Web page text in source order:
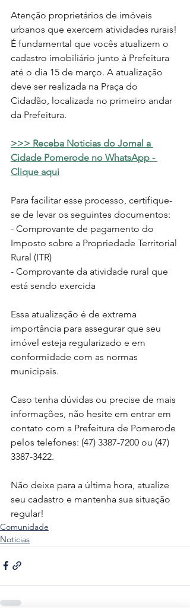
Atenção proprietários de imóveis
urbanos que exercem atividades rurais!
É fundamental que vocês atualizem o
cadastro imobiliário junto à Prefeitura
até o dia 15 de março. A atualização
deve ser realizada na Praça do
Cidadão, localizada no primeiro andar
da Prefeitura.
>>> Receba Noticias do Jornal a
Cidade Pomerode no WhatsApp -
Clique aqui
Para facilitar esse processo, certifique-
se de levar os seguintes documentos:
- Comprovante de pagamento do
Imposto sobre a Propriedade Territorial
Rural (ITR)
- Comprovante da atividade rural que
está sendo exercida
Essa atualização é de extrema
importância para assegurar que seu
imóvel esteja regularizado e em
conformidade com as normas
municipais.
Caso tenha dúvidas ou precise de mais
informações, não hesite em entrar em
contato com a Prefeitura de Pomerode
pelos telefones: (47) 3387-7200 ou (47)
3387-3422.
Não deixe para a última hora, atualize
seu cadastro e mantenha sua situação
regular!
Comunidade
Noticias